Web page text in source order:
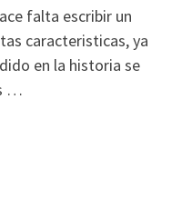
falta escribir un
caracteristicas, ya
en la historia se
…